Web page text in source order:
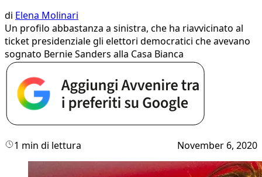
di Elena Molinari
Un profilo abbastanza a sinistra, che ha riavvicinato al
ticket presidenziale gli elettori democratici che avevano
sognato Bernie Sanders alla Casa Bianca
1 min di lettura November 6, 2020